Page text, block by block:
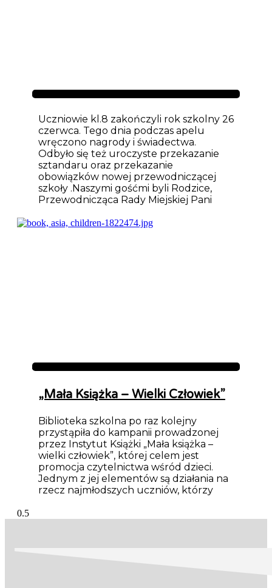
Aktualności
Uczniowie kl.8 zakończyli rok szkolny 26
czerwca. Tego dnia podczas apelu
wręczono nagrody i świadectwa.
Odbyło się też uroczyste przekazanie
sztandaru oraz przekazanie
obowiązków nowej przewodniczącej
szkoły .Naszymi gośćmi byli Rodzice,
Przewodnicząca Rady Miejskiej Pani
Aktualności
„Mała Książka – Wielki Człowiek”
Biblioteka szkolna po raz kolejny
przystąpiła do kampanii prowadzonej
przez Instytut Książki „Mała książka –
wielki człowiek”, której celem jest
promocja czytelnictwa wśród dzieci.
Jednym z jej elementów są działania na
rzecz najmłodszych uczniów, którzy